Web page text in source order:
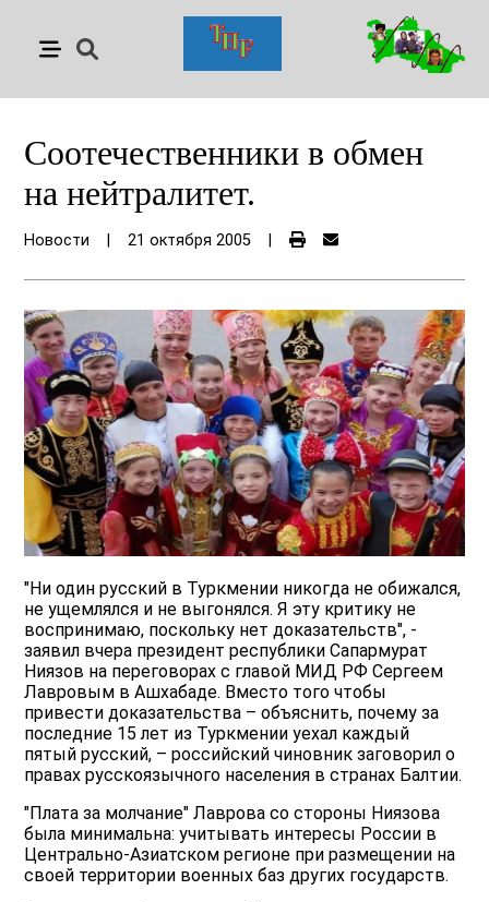
Соотечественники в обмен
на нейтралитет.
Новости 21 октября 2005
"Ни один русский в Туркмении никогда не обижался,
не ущемлялся и не выгонялся. Я эту критику не
воспринимаю, поскольку нет доказательств", -
заявил вчера президент республики Сапармурат
Ниязов на переговорах с главой МИД РФ Сергеем
Лавровым в Ашхабаде. Вместо того чтобы
привести доказательства – объяснить, почему за
последние 15 лет из Туркмении уехал каждый
пятый русский, – российский чиновник заговорил о
правах русскоязычного населения в странах Балтии.
"Плата за молчание" Лаврова со стороны Ниязова
была минимальна: учитывать интересы России в
Центрально-Азиатском регионе при размещении на
своей территории военных баз других государств.